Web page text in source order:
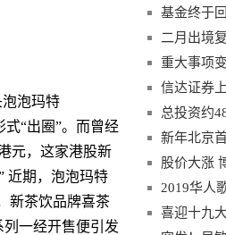
泡泡玛特
式“出圈”。而曾经
元，这家港股新
近期，泡泡玛特
新茶饮品牌喜茶
一经开售便引发
基金终于
二月出境
重大事项
信达证券
总投资约
新年北京
股价大涨
2019华人
喜迎十九